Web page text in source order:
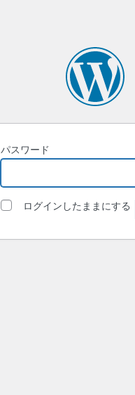
パスワード
ログインしたままにする